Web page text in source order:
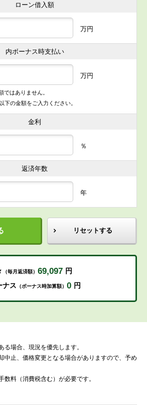
ローン借入額
万円
内ボーナス時支払い
万円
はありません。
の金額をご入力ください。
金利
％
返済年数
年
リセットする
（毎月返済額） 69,097 円
ナス （ボーナス時加算額） 0 円
る場合、現況を優先します。
中止、価格変更となる場合がありますので、予め
数料（消費税含む）が必要です。